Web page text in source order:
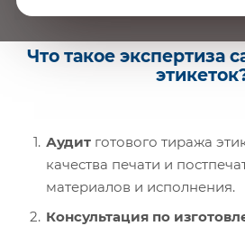
Что такое экспертиза
Аудит готового тиража
качества печати и
материалов и исполнения.
Консультация по